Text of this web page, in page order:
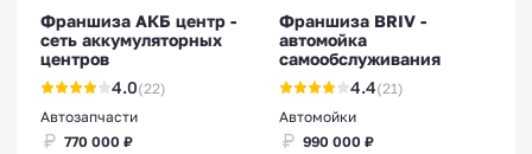
центров
Франшиза АКБ центр -
сеть аккумуляторных
центров
4.0(22)
Автозапчасти
770 000 ₽
Франшиза BRIV -
автомойка
самообслуживания
4.4(21)
Автомойки
990 000 ₽